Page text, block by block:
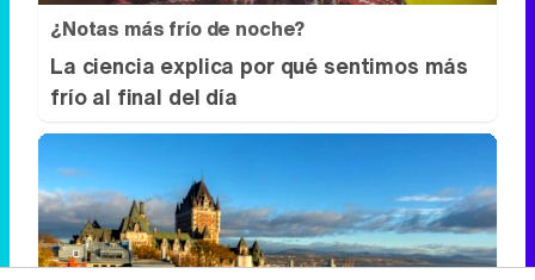
¿Notas más frío de noche?
La ciencia explica por qué sentimos más
frío al final del día